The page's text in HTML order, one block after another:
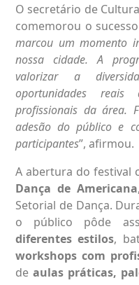
O secretário de
comemorou o
marcou um momento
nossa cidade. A
valorizar a
oportunidades
profissionais da área.
adesão do público e
participantes”, afirmou.
A abertura do festival
Dança de Americana
Setorial de Dança.
o público pôde
diferentes estilos,
workshops com
de aulas práticas,